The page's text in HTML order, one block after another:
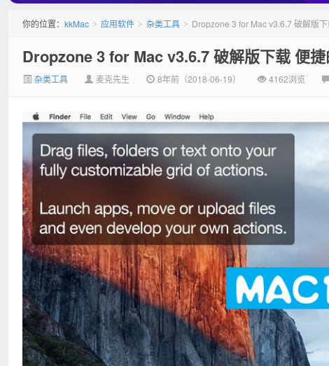
你的位置： kkMac > 应用软件 > 杂类工具 > Dropzone 3 for Mac v3.6.7 破解版
Dropzone 3 for Mac v3.6.7 破解版下载 便
杂类工具 麦克先生 8年前（2018-06-19） 4162浏览